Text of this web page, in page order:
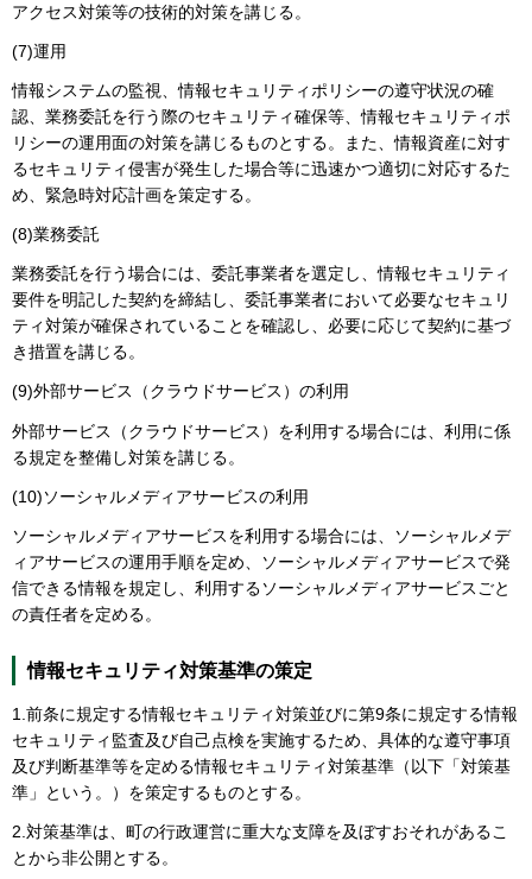
アクセス対策等の技術的対策を講じる。
(7)運用
情報システムの監視、情報セキュリティポリシーの遵守状況の確
認、業務委託を行う際のセキュリティ確保等、情報セキュリティポ
リシーの運用面の対策を講じるものとする。また、情報資産に対す
るセキュリティ侵害が発生した場合等に迅速かつ適切に対応するた
め、緊急時対応計画を策定する。
(8)業務委託
業務委託を行う場合には、委託事業者を選定し、情報セキュリティ
要件を明記した契約を締結し、委託事業者において必要なセキュリ
ティ対策が確保されていることを確認し、必要に応じて契約に基づ
き措置を講じる。
(9)外部サービス（クラウドサービス）の利用
外部サービス（クラウドサービス）を利用する場合には、利用に係
る規定を整備し対策を講じる。
(10)ソーシャルメディアサービスの利用
ソーシャルメディアサービスを利用する場合には、ソーシャルメデ
ィアサービスの運用手順を定め、ソーシャルメディアサービスで発
信できる情報を規定し、利用するソーシャルメディアサービスごと
の責任者を定める。
情報セキュリティ対策基準の策定
1.前条に規定する情報セキュリティ対策並びに第9条に規定する情報
セキュリティ監査及び自己点検を実施するため、具体的な遵守事項
及び判断基準等を定める情報セキュリティ対策基準（以下「対策基
準」という。）を策定するものとする。
2.対策基準は、町の行政運営に重大な支障を及ぼすおそれがあるこ
とから非公開とする。